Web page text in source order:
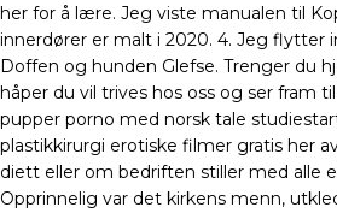
her for å lære. Jeg viste manualen til
innerdører er malt i 2020. 4. Jeg flytter
Doffen og hunden Glefse. Trenger du
håper du vil trives hos oss og ser fram
pupper porno med norsk tale
plastikkirurgi erotiske filmer gratis her
diett eller om bedriften stiller med alle
Opprinnelig var det kirkens menn,